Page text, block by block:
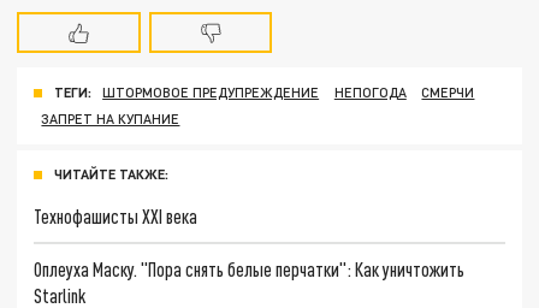
ТЕГИ: ШТОРМОВОЕ ПРЕДУПРЕЖДЕНИЕ НЕПОГОДА
СМЕРЧИ
ЗАПРЕТ НА КУПАНИЕ
ЧИТАЙТЕ ТАКЖЕ:
Технофашисты XXI века
Оплеуха Маску. "Пора снять белые перчатки": Как уничтожить
Starlink